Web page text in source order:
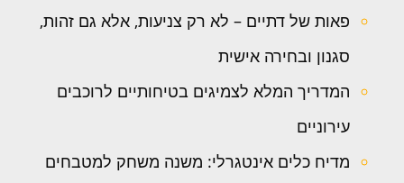
פאות של דתיים – לא רק צניעות, אלא גם זהות,
סגנון ובחירה אישית
המדריך המלא לצמיגים בטיחותיים לרוכבים
עירוניים
מדיח כלים אינטגרלי: משנה משחק למטבחים